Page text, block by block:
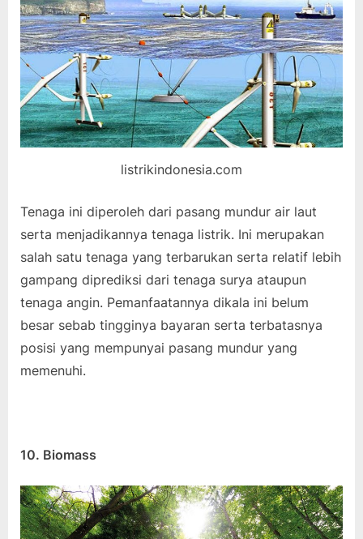
listrikindonesia.com
Tenaga ini diperoleh dari pasang mundur air laut
serta menjadikannya tenaga listrik. Ini merupakan
salah satu tenaga yang terbarukan serta relatif lebih
gampang diprediksi dari tenaga surya ataupun
tenaga angin. Pemanfaatannya dikala ini belum
besar sebab tingginya bayaran serta terbatasnya
posisi yang mempunyai pasang mundur yang
memenuhi.
10. Biomass